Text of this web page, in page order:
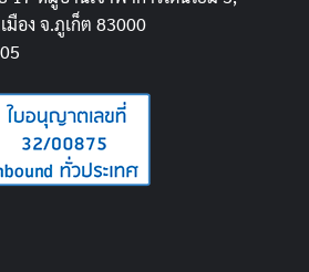
มือง จ.ภูเก็ต 83000